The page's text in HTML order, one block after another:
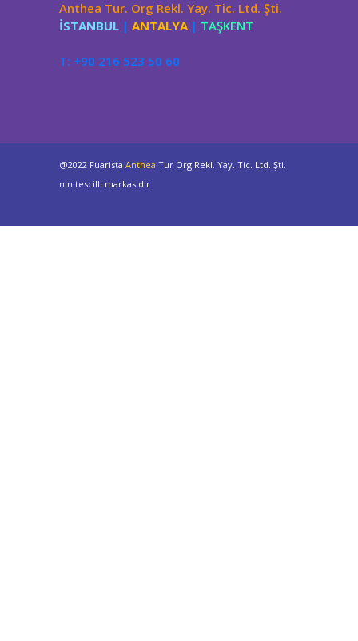
Anthea Tur. Org Rekl. Yay. Tic. Ltd. Şti.
İSTANBUL | ANTALYA | TAŞKENT
T: +90 216 523 50 60
@2022 Fuarista Anthea Tur Org Rekl. Yay. Tic. Ltd. Şti.
nin tescilli markasıdır